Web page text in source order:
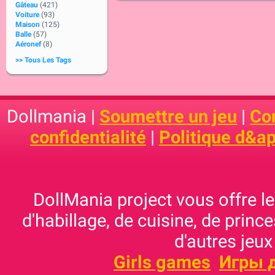
Gâteau (421)
Voiture (93)
Maison (125)
Balle (57)
Aéronef (8)
>> Tous Les Tags
Dollmania | Soumettre un jeu |
confidentialité | Politique
DollMania project vous offre
d'habillage, de cuisine, de
d'autres
Girls games Игры